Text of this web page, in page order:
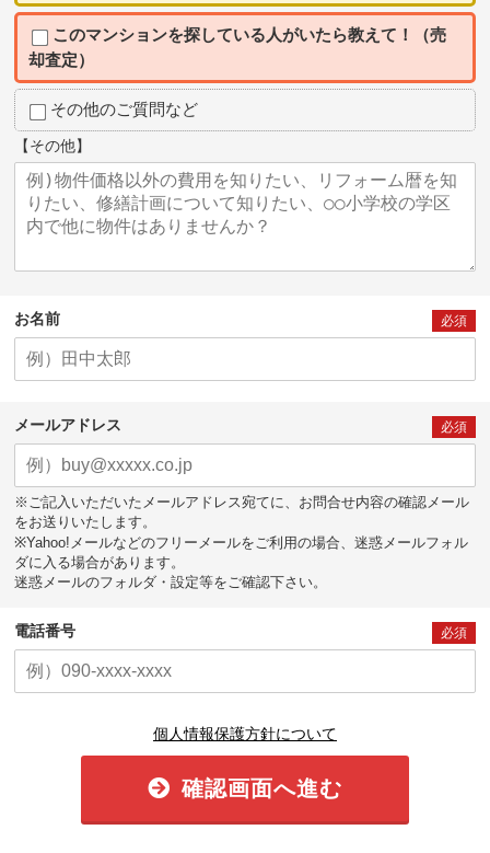
このマンションを探している人がいたら教えて！（売
却査定）
その他のご質問など
【その他】
お名前 必須
メールアドレス 必須
※ご記入いただいたメールアドレス宛てに、お問合せ内容の確認メール
をお送りいたします。
※Yahoo!メールなどのフリーメールをご利用の場合、迷惑メールフォル
ダに入る場合があります。
迷惑メールのフォルダ・設定等をご確認下さい。
電話番号 必須
個人情報保護方針について
確認画面へ進む